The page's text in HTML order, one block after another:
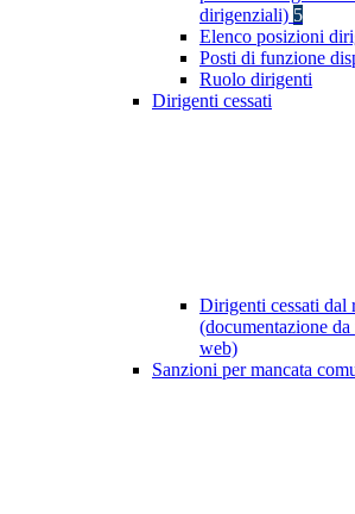
dirigenziali) 5
Elenco posizioni
Posti di funzione
Ruolo dirigenti
Dirigenti cessati
Dirigenti cessati dal
(documentazione
web)
Sanzioni per mancata